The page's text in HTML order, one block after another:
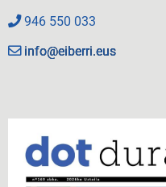
946 550 033
info@eiberri.eus